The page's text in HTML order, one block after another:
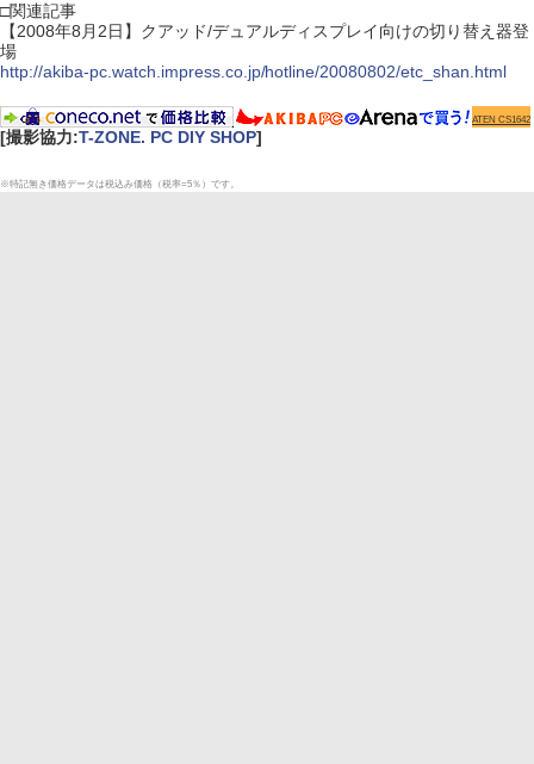
□関連記事
【2008年8月2日】クアッド/デュアルディスプレイ向けの切り替え器登
場
http://akiba-pc.watch.impress.co.jp/hotline/20080802/etc_shan.html
ATEN CS1642
[撮影協力:T-ZONE. PC DIY SHOP]
※特記無き価格データは税込み価格（税率=5％）です。